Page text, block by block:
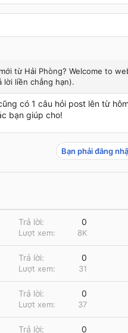
từ Hải Phòng? Welcome to
lời liền chẳng hạn).
có 1 câu hỏi post lên từ
bạn giúp cho!
Bạn phải đăng
Trả lời 0
Lượt xem 8K
Trả lời 0
Lượt xem 31
Trả lời 0
Lượt xem 37
Trả lời 0